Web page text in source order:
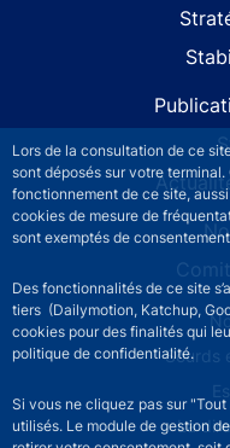
Lors de la consultation de ce
sont déposés sur votre
fonctionnement de ce site,
cookies de mesure de
sont exemptés de
Des fonctionnalités de ce site
tiers (Dailymotion, Katchup,
cookies pour des finalités qui
politique de confidentialité.
Si vous ne cliquez pas sur
utilisés. Le module de gestion
Footer secondary
Sourds
La